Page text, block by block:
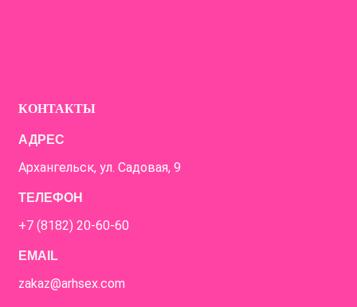
КОНТАКТЫ
АДРЕС
Архангельск, ул. Садовая, 9
ТЕЛЕФОН
+7 (8182) 20-60-60
EMAIL
zakaz@arhsex.com